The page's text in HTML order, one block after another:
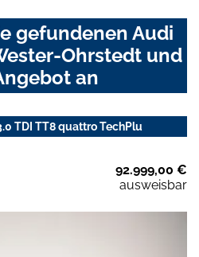
gefundenen Audi
Ohrstedt und
an
TDI TT8 quattro TechPlu
92.999,00 €
ausweisbar